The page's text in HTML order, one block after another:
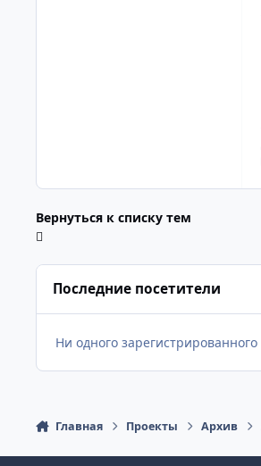
Вернуться к списку тем
Последние посетители
Ни одного
Главная Проекты Архив